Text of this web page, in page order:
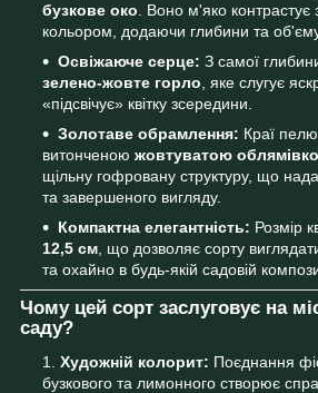
бузкове око. Воно м'яко контрастує
кольором, додаючи глибини та
Освіжаюче серце: З самої
зелено-жовте горло, яке слугує
«підсвічує» квітку зсередини.
Золотаве обрамлення: Краї
витонченою жовтуватою
щільну гофровану структуру, що
та завершеного вигляду.
Компактна елегантність: Розмір
12,5 см, що дозволяє сорту
та охайно в будь-якій садовій
Чому цей сорт заслуговує на
саду?
Художній колорит: Поєднання
бузкового та лимонного створює